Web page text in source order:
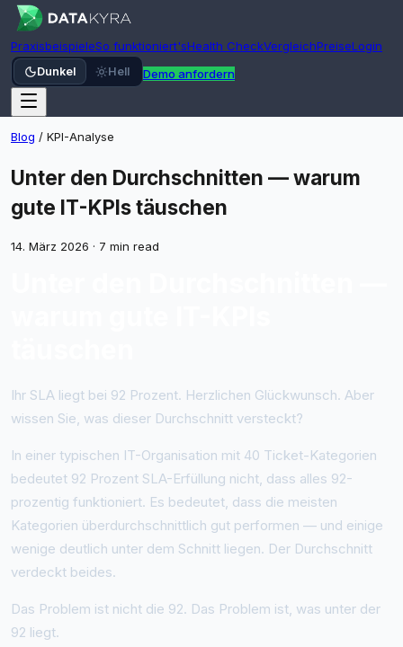
PraxisbeispieleSo funktioniert'sHealth CheckVergleichPreiseLogin
Dunkel Hell Demo anfordern
Blog / KPI-Analyse
Unter den Durchschnitten — warum
gute IT-KPIs täuschen
14. März 2026 · 7 min read
Ihr SLA liegt bei 92 Prozent. Herzlichen Glückwunsch. Aber
wissen Sie, was dieser Durchschnitt versteckt?
In einer typischen IT-Organisation mit 40 Ticket-Kategorien
bedeutet 92 Prozent SLA-Erfüllung nicht, dass alles 92-
prozentig funktioniert. Es bedeutet, dass die meisten
Kategorien überdurchschnittlich gut performen — und einige
wenige deutlich unter dem Schnitt liegen. Der Durchschnitt
verdeckt beides.
Das Problem ist nicht die 92. Das Problem ist, was unter der
92 liegt.